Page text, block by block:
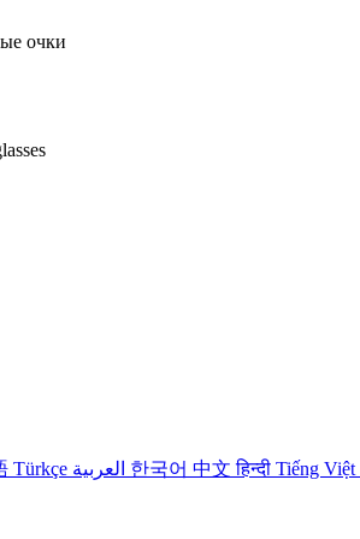
очки
Türkçe 한국어 中文हिन्दी Tiếng Việt